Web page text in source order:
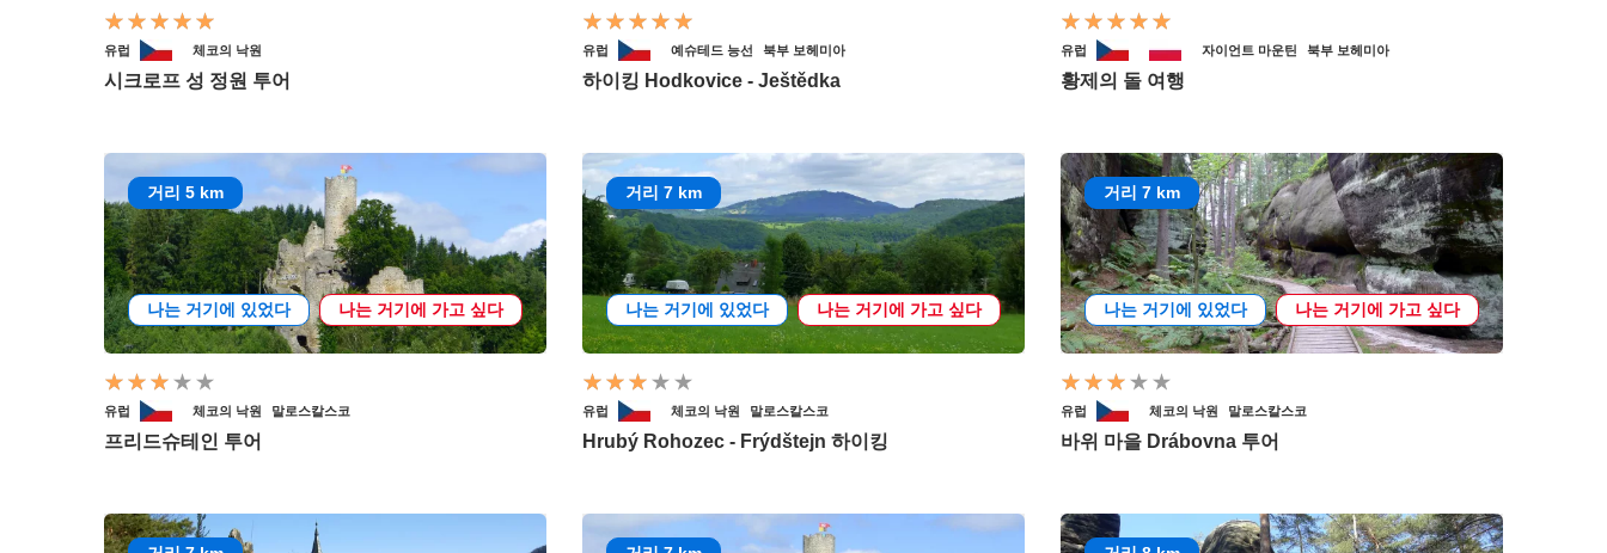
유럽 체코의 낙원
시크로프 성 정원 투어
유럽 예슈테드 능선 북부 보헤미아
하이킹 Hodkovice - Ještědka
유럽 자이언트 마운틴 북부 보헤미아
황제의 돌 여행
거리 5 km
나는 거기에 있었다 나는 거기에 가고 싶다
유럽 체코의 낙원 말로스칼스코
프리드슈테인 투어
거리 7 km
나는 거기에 있었다 나는 거기에 가고 싶다
유럽 체코의 낙원 말로스칼스코
Hrubý Rohozec - Frýdštejn 하이킹
거리 7 km
나는 거기에 있었다 나는 거기에 가고 싶다
유럽 체코의 낙원 말로스칼스코
바위 마을 Drábovna 투어